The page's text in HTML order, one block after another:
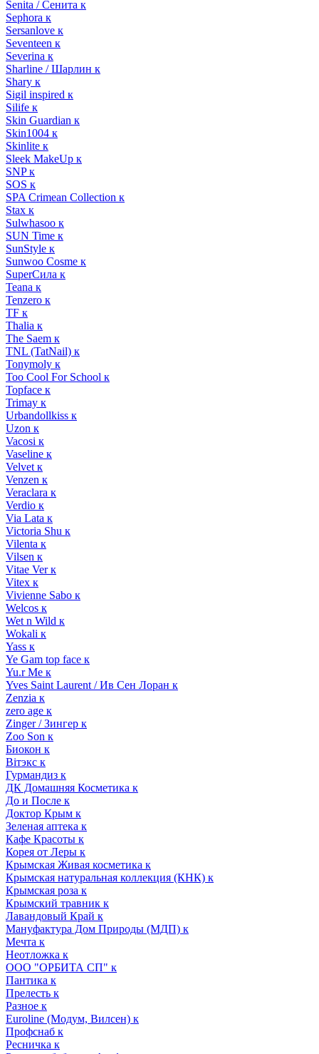
Senita / Сенита к
Sephora к
Sersanlove к
Seventeen к
Severina к
Sharline / Шарлин к
Shary к
Sigil inspired к
Silife к
Skin Guardian к
Skin1004 к
Skinlite к
Sleek MakeUp к
SNP к
SOS к
SPA Crimean Collection к
Stax к
Sulwhasoo к
SUN Time к
SunStyle к
Sunwoo Cosme к
SuperСила к
Teana к
Tenzero к
TF к
Thalia к
The Saem к
TNL (TatNail) к
Tonymoly к
Too Cool For School к
Topface к
Trimay к
Urbandollkiss к
Uzon к
Vacosi к
Vaseline к
Velvet к
Venzen к
Veraclara к
Verdio к
Via Lata к
Victoria Shu к
Vilenta к
Vilsen к
Vitae Ver к
Vitex к
Vivienne Sabo к
Welcos к
Wet n Wild к
Wokali к
Yass к
Ye Gam top face к
Yu.r Me к
Yves Saint Laurent / Ив Сен Лоран к
Zenzia к
zero age к
Zinger / Зингер к
Zoo Son к
Биокон к
Вiтэкс к
Гурмандиз к
ДК Домашняя Косметика к
До и После к
Доктор Крым к
Зеленая аптека к
Кафе Красоты к
Корея от Леры к
Крымская Живая косметика к
Крымская натуральная коллекция (КНК) к
Крымская роза к
Крымский травник к
Лавандовый Край к
Мануфактура Дом Природы (МДП) к
Мечта к
Неотложка к
ООО "ОРБИТА СП" к
Пантика к
Прелесть к
Разное к
Euroline (Модум, Вилсен) к
Профснаб к
Ресничка к